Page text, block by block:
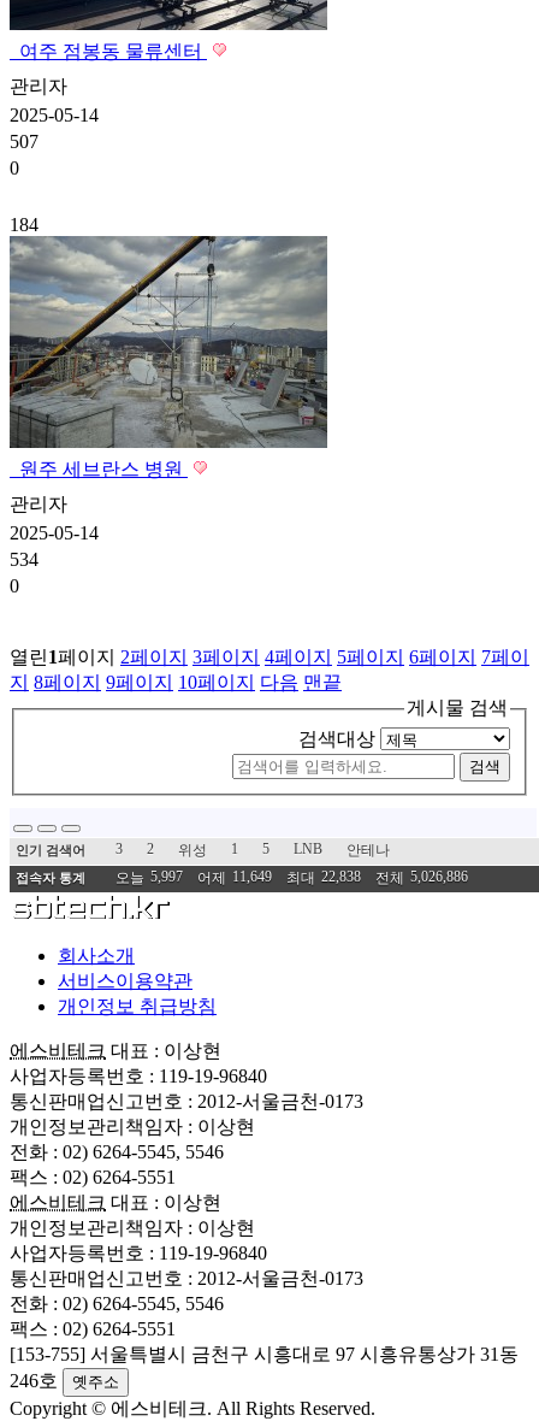
여주 점봉동 물류센터
관리자
2025-05-14
507
0
184
원주 세브란스 병원
관리자
2025-05-14
534
0
열린1페이지 2페이지 3페이지 4페이지 5페이지 6페이지 7페이
지 8페이지 9페이지 10페이지 다음 맨끝
게시물 검색
검색대상
검색
인기 검색어 3 2 위성 1 5 LNB 안테나
접속자 통계 오늘 5,997 어제 11,649 최대 22,838 전체 5,026,886
회사소개
서비스이용약관
개인정보 취급방침
에스비테크 대표 : 이상현
사업자등록번호 : 119-19-96840
통신판매업신고번호 : 2012-서울금천-0173
개인정보관리책임자 : 이상현
전화 : 02) 6264-5545, 5546
팩스 : 02) 6264-5551
에스비테크 대표 : 이상현
개인정보관리책임자 : 이상현
사업자등록번호 : 119-19-96840
통신판매업신고번호 : 2012-서울금천-0173
전화 : 02) 6264-5545, 5546
팩스 : 02) 6264-5551
[153-755] 서울특별시 금천구 시흥대로 97 시흥유통상가 31동
246호
옛주소
Copyright © 에스비테크. All Rights Reserved.